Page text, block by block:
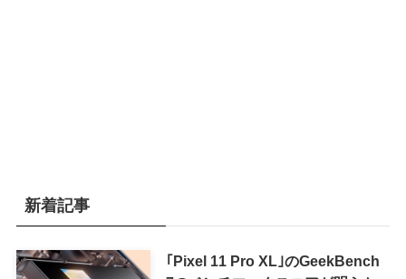
新着記事
｢Pixel 11 Pro XL｣のGeekBench